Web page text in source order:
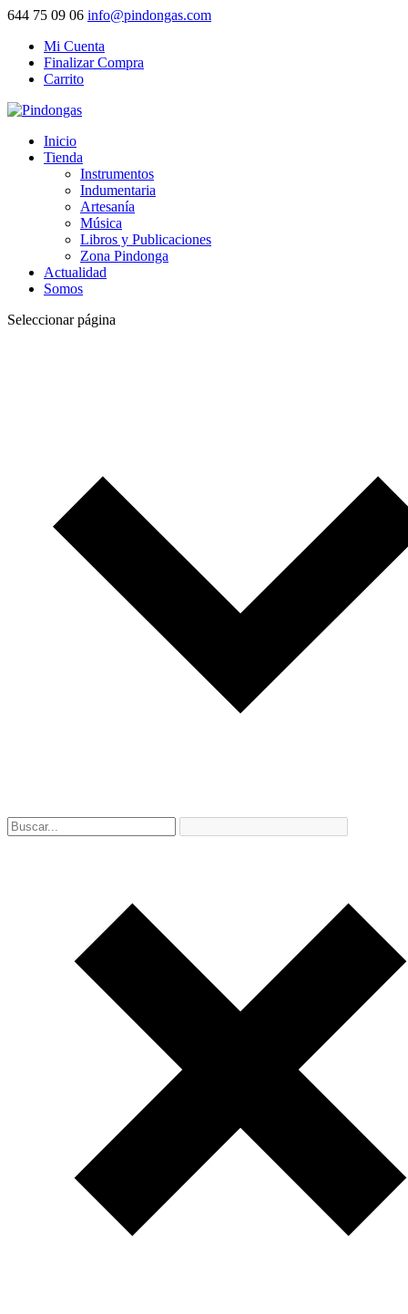
644 75 09 06 info@pindongas.com
Mi Cuenta
Finalizar Compra
Carrito
Inicio
Tienda
Instrumentos
Indumentaria
Artesanía
Música
Libros y Publicaciones
Zona Pindonga
Actualidad
Somos
Seleccionar página